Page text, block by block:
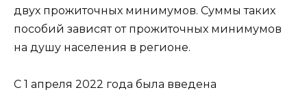
двух прожиточных минимумов. Суммы таких
пособий зависят от прожиточных минимумов
на душу населения в регионе.
С 1 апреля 2022 года была введена